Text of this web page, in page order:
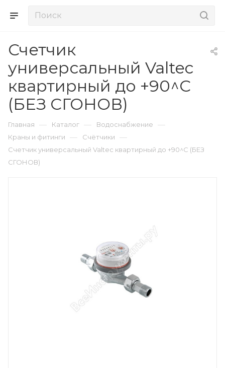
Счетчик
универсальный Valtec
квартирный до +90^C
(БЕЗ СГОНОВ)
Главная — Каталог — Водоснабжение —
Краны и фитинги — Счётчики —
Счетчик универсальный Valtec квартирный до +90^C (БЕЗ
СГОНОВ)